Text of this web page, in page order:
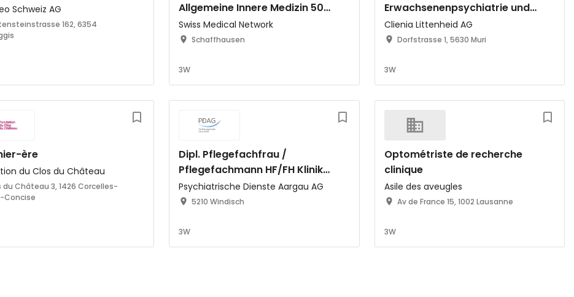
Schweiz AG
162, 6354
Allgemeine Innere Medizin 50 -
100%
Swiss Medical Network
Schaffhausen
3W
Erwachsenenpsychiatrie und
Psychotherapie (m/w/d)
Clienia Littenheid AG
Dorfstrasse 1, 5630 Muri
3W
ère
du Clos du Château
du Château 3, 1426 Corcelles-
Concise
Dipl. Pflegefachfrau /
Pflegefachmann HF/FH Klinik
für Forensische Psychiatrie
Psychiatrische Dienste Aargau AG
5210 Windisch
3W
Optométriste de recherche
clinique
Asile des aveugles
Av de France 15, 1002 Lausanne
3W